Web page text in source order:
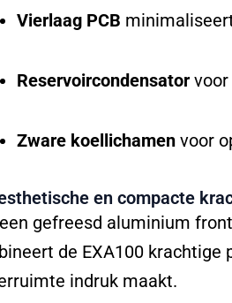
Vierlaag PCB
Reservoircondensator
Zware koellichamen voor
en compacte
gefreesd aluminium
de EXA100
indruk maakt.